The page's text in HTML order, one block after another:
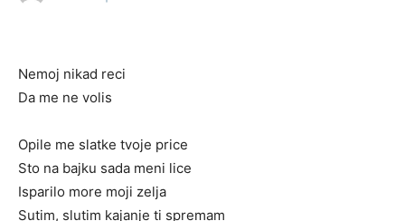
Nemoj nikad reci
Da me ne volis
Opile me slatke tvoje price
Sto na bajku sada meni lice
Isparilo more moji zelja
Sutim, slutim kajanje ti spremam